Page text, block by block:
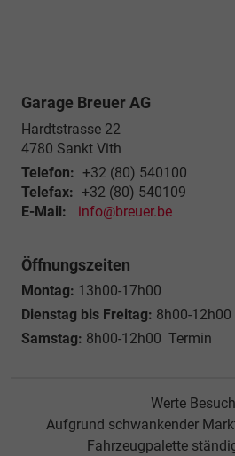
Garage Breuer AG
Hardtstrasse 22
4780 Sankt Vith
Telefon: +32 (80) 540100
Telefax: +32 (80) 540109
E-Mail:
info@breuer.be
Öffnungszeiten
Montag: 13h00-17h00
Dienstag bis Freitag: 8h00-
Samstag: 8h00-12h00 Termin
Werte
Aufgrund schwankender
Fahrzeugpalette